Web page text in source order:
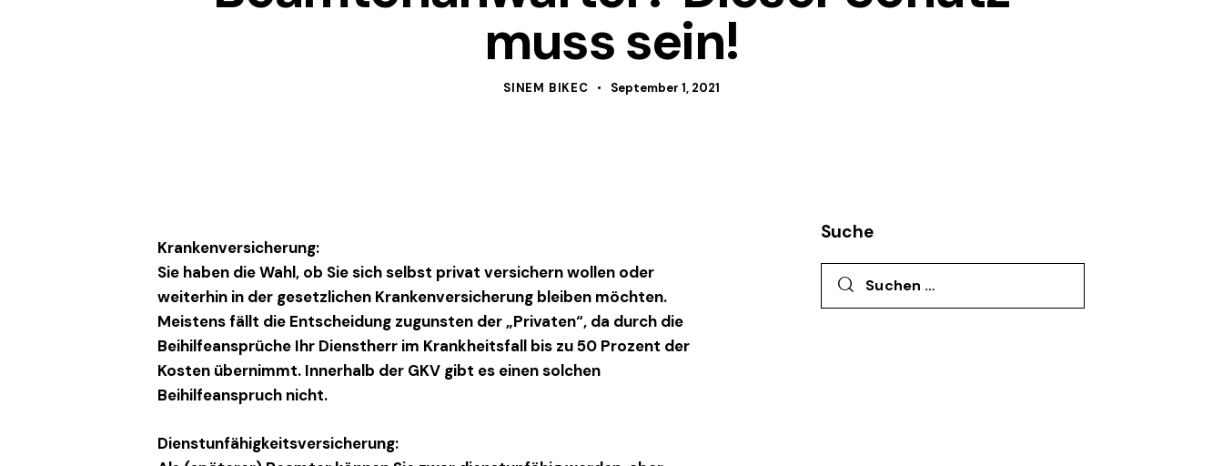
muss sein!
SINEM BIKEC September 1, 2021
Krankenversicherung:
Sie haben die Wahl, ob Sie sich selbst privat versichern wollen oder
weiterhin in der gesetzlichen Krankenversicherung bleiben möchten.
Meistens fällt die Entscheidung zugunsten der „Privaten“, da durch die
Beihilfeansprüche Ihr Dienstherr im Krankheitsfall bis zu 50 Prozent der
Kosten übernimmt. Innerhalb der GKV gibt es einen solchen
Beihilfeanspruch nicht.
Dienstunfähigkeitsversicherung:
Suche
Suchen nach: